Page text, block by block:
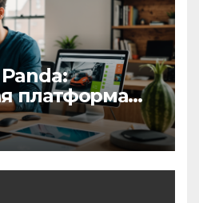
платформа
и